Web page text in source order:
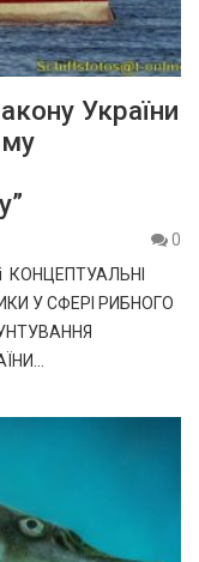
України
0
КОНЦЕПТУАЛЬНІ
У СФЕРІ РИБНОГО